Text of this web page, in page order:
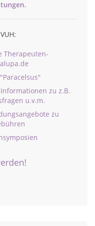
Therapeuten-
zu z.B.
u.v.m.
zu